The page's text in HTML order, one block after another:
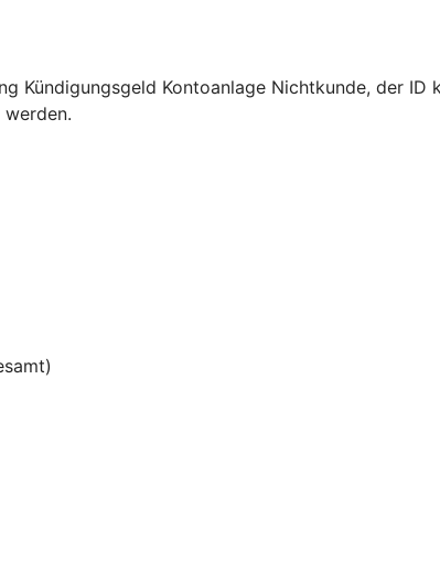
Kündigungsgeld Kontoanlage Nichtkunde, der